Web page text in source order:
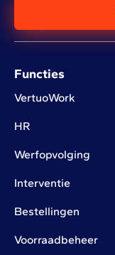
Functies
VertuoWork
HR
Werfopvolging
Interventie
Bestellingen
Voorraadbeheer